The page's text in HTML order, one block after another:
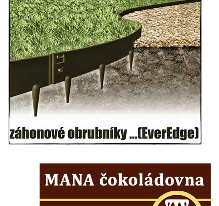
Mikulášovicích
Marchnerův (Zelený) kříž naproti domu čp.
35 v Mikulášovicích
Schneiderův kříž před domem čp. 55 v
Mikulášovicích
Kříž na Kostelní stezce v Mikulášovicích
Maazův kříž na Kostelní stezce v
Mikulášovicích
Boží muka na Kostelní stezce v
Mikulášovicích
Franzeho kříž u domu čp. 356 v
Hammerberský kříž na křižovatce mezi
domy čp. 739 a 758 v Mikulášovicích
Kříž Johannese Herlta poblíž domu čp. 428